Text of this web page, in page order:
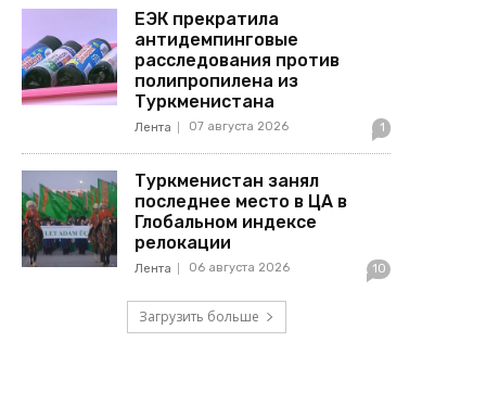
ЕЭК прекратила
антидемпинговые
расследования против
полипропилена из
Туркменистана
Лента 07 августа 2026 1
Туркменистан занял
последнее место в ЦА в
Глобальном индексе
релокации
Лента 06 августа 2026 10
Загрузить больше